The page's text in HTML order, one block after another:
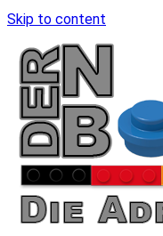
Skip to content